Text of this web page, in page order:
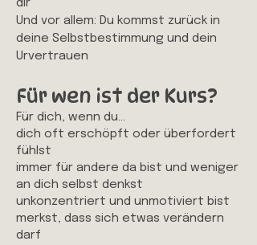
dir
Und vor allem: Du kommst zurück in
deine Selbstbestimmung und dein
Urvertrauen
Für wen ist der Kurs?
Für dich, wenn du…
dich oft erschöpft oder überfordert
fühlst
immer für andere da bist und weniger
an dich selbst denkst
unkonzentriert und unmotiviert bist
merkst, dass sich etwas verändern
darf